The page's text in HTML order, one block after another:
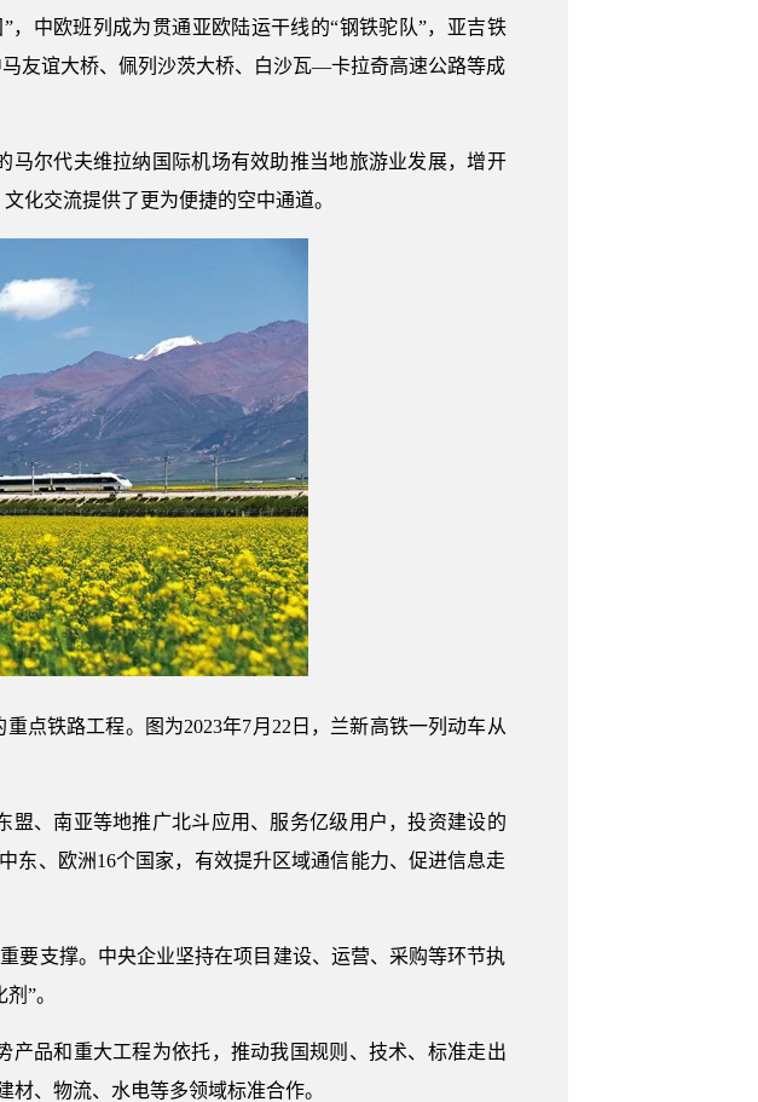
中欧班列成为贯通亚欧陆运干线的“钢铁驼队”，亚吉铁
友谊大桥、佩列沙茨大桥、白沙瓦—卡拉奇高速公路等成
尔代夫维拉纳国际机场有效助推当地旅游业发展，增开
交流提供了更为便捷的空中通道。
点铁路工程。图为2023年7月22日，兰新高铁一列动车从
、南亚等地推广北斗应用、服务亿级用户，投资建设的
东、欧洲16个国家，有效提升区域通信能力、促进信息走
要支撑。中央企业坚持在项目建设、运营、采购等环节执
”。
品和重大工程为依托，推动我国规则、技术、标准走出
、物流、水电等多领域标准合作。